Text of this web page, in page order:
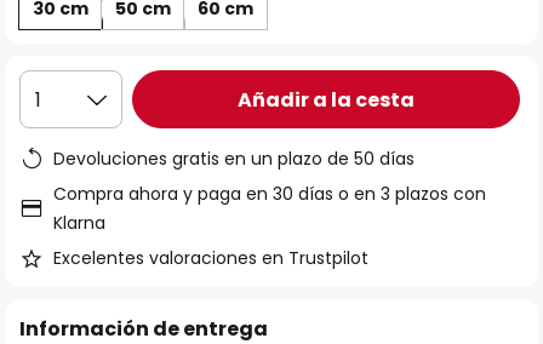
30 cm
50 cm 60 cm
1 Añadir a la cesta
Devoluciones gratis en un plazo de 50 días
Compra ahora y paga en 30 días o en 3 plazos con
Klarna
Excelentes valoraciones en Trustpilot
Información de entrega